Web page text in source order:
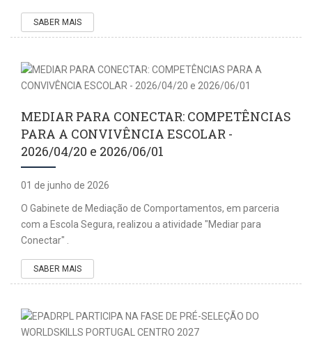
SABER MAIS
MEDIAR PARA CONECTAR: COMPETÊNCIAS
PARA A CONVIVÊNCIA ESCOLAR -
2026/04/20 e 2026/06/01
01 de junho de 2026
O Gabinete de Mediação de Comportamentos, em parceria
com a Escola Segura, realizou a atividade "Mediar para
Conectar" .
SABER MAIS